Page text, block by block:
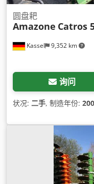
Kassel 9,352 km
圆盘耙
Amazone Catros
询问
状况: 二手, 制造年份: